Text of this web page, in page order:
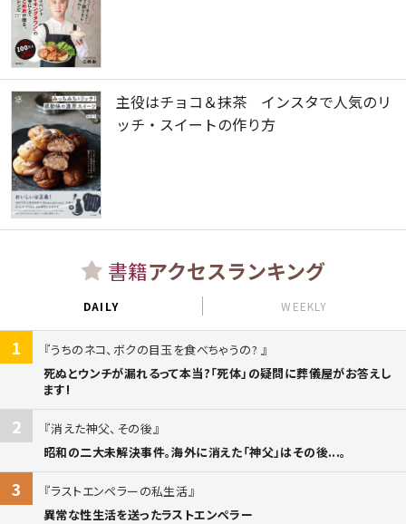
主役はチョコ＆抹茶 インスタで人気のリ
ッチ・スイートの作り方
書籍アクセスランキング
DAILY WEEKLY
1
うちのネコ、ボクの目玉を食べちゃうの?
死ぬとウンチが漏れるって本当?「死体」の疑問に葬儀屋がお答えし
ます!
2
消えた神父、その後
昭和の二大未解決事件。海外に消えた「神父」はその後...。
3
ラストエンペラーの私生活
異常な性生活を送ったラストエンペラー